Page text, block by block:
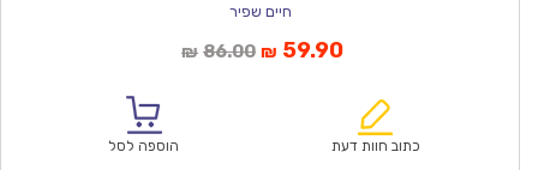
חיים שפיר
₪ 86.00המחיר
₪86.00.
₪ 59.90המחיר
הוא:
כתוב חוות דעת הוספה לסל